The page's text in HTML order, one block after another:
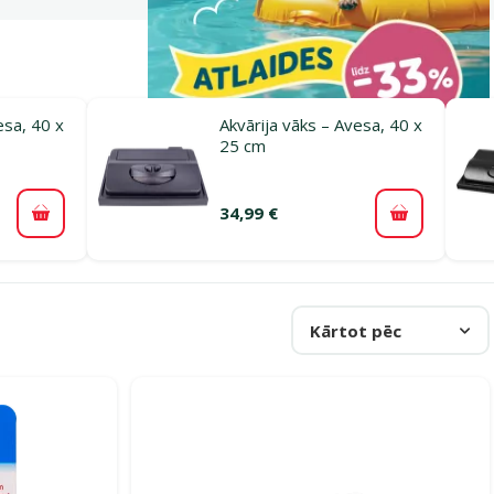
40 x
Pievienot grozam
Akvārija vāks – Avesa, 40 x
25 cm
34,99 € Pievienot
Kārtot pēc